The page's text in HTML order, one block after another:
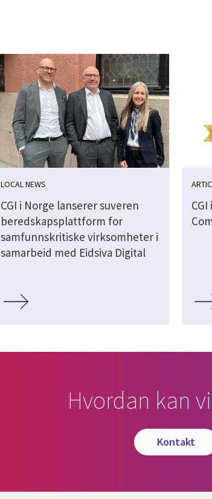
LOCAL NEWS
CGI i Norge lanserer suveren
beredskapsplattform for
samfunnskritiske virksomheter i
samarbeid med Eidsiva Digital
Hvordan kan
kontakt